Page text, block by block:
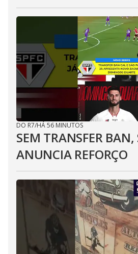
DO R7/HÁ 56 MINUTOS
SEM TRANSFER
ANUNCIA REFORÇO